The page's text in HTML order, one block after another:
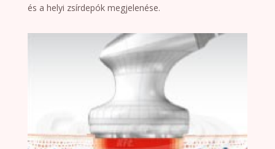
és a helyi zsírdepók megjelenése.